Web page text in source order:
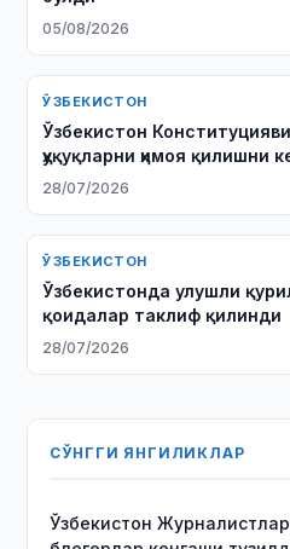
05/08/2026
ЎЗБЕКИСТОН
Ўзбекистон
ҳуқуқларни ҳимоя қилишни
28/07/2026
ЎЗБЕКИСТОН
Ўзбекистонда улушли
қоидалар таклиф қилинди
28/07/2026
СЎНГГИ ЯНГИЛИКЛАР
Ўзбекистон